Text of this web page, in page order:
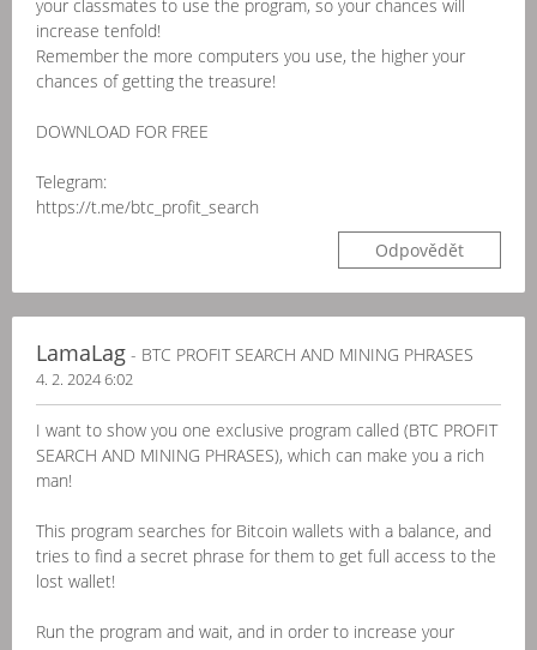
your classmates to use the program, so your chances will
increase tenfold!
Remember the more computers you use, the higher your
chances of getting the treasure!
DOWNLOAD FOR FREE
Telegram:
https://t.me/btc_profit_search
Odpovědět
LamaLag - BTC PROFIT SEARCH AND MINING PHRASES
4. 2. 2024 6:02
I want to show you one exclusive program called (BTC PROFIT
SEARCH AND MINING PHRASES), which can make you a rich
man!
This program searches for Bitcoin wallets with a balance, and
tries to find a secret phrase for them to get full access to the
lost wallet!
Run the program and wait, and in order to increase your